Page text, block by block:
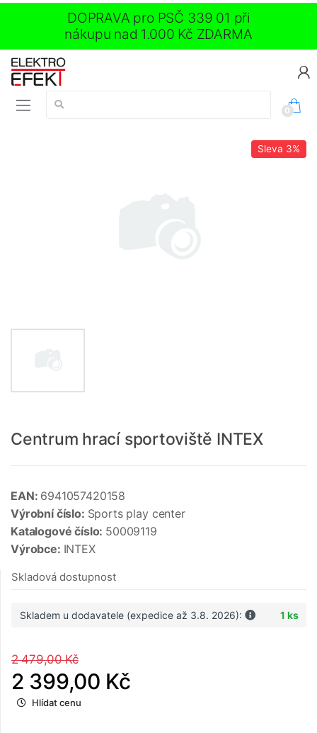
DOPRAVA pro PSČ 339 01 při
nákupu nad 1.000 Kč ZDARMA
Vyhledávání:
0
Sleva 3%
Centrum hrací sportoviště INTEX
EAN: 6941057420158
Výrobní číslo: Sports play center
Katalogové číslo: 50009119
Výrobce: INTEX
Skladová dostupnost
Skladem u dodavatele (expedice až 3.8. 2026): 1 ks
2 479,00 Kč
2 399,00 Kč
Hlídat cenu